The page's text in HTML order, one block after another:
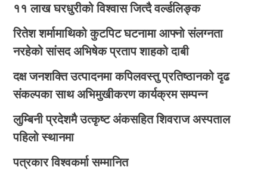
११ लाख घरधुरीको विश्वास जित्दै वर्ल्डलिङ्क
रितेश शर्मामाथिको कुटपिट घटनामा आफ्नो संलग्नता
नरहेको सांसद अभिषेक प्रताप शाहको दाबी
दक्ष जनशक्ति उत्पादनमा कपिलवस्तु प्रतिष्ठानको दृढ
संकल्पका साथ अभिमुखीकरण कार्यक्रम सम्पन्न
लुम्बिनी प्रदेशमै उत्कृष्ट अंकसहित शिवराज अस्पताल
पहिलो स्थानमा
पत्रकार विश्वकर्मा सम्मानित